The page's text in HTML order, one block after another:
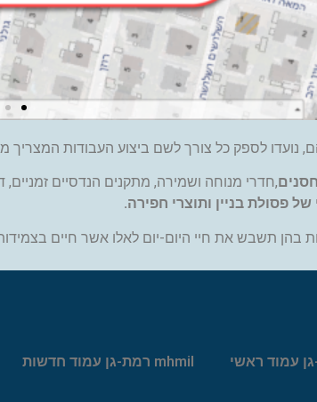
נועדו לספק כל צורך לשם ביצוע העבודות המצריך
,חדרי מנוחה ושמירה, מתקנים הנדסיים זמניים,
של פסולת בניין ותוצרי חפירה.
בהן תשבש את חיי היום-יום לאלו אשר חיים
mhmil רמת-גן עמוד חדשות